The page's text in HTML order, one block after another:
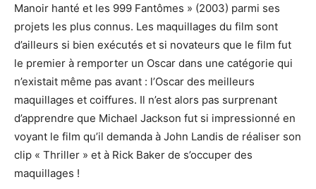
Manoir hanté et les 999 Fantômes » (2003) parmi ses
projets les plus connus. Les maquillages du film sont
d’ailleurs si bien exécutés et si novateurs que le film fut
le premier à remporter un Oscar dans une catégorie qui
n’existait même pas avant : l’Oscar des meilleurs
maquillages et coiffures. Il n’est alors pas surprenant
d’apprendre que Michael Jackson fut si impressionné en
voyant le film qu’il demanda à John Landis de réaliser son
clip « Thriller » et à Rick Baker de s’occuper des
maquillages !